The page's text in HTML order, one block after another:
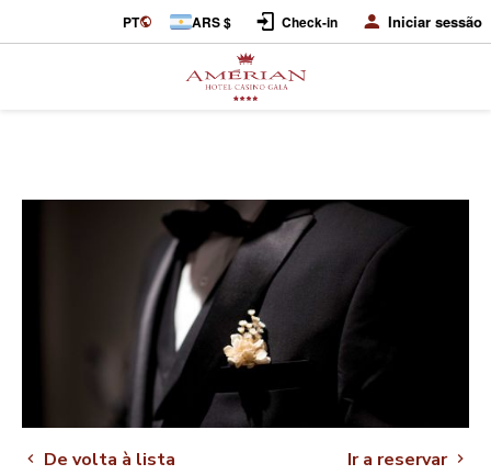
PT ARS $ Check-in Iniciar sessão
De volta à lista Ir a reservar